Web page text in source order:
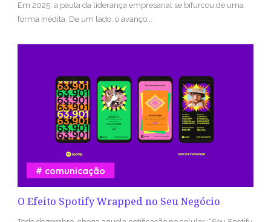
Em 2025, a pauta da liderança empresarial se bifurcou de uma
forma inédita. De um lado, o avanço...
O Efeito Spotify Wrapped no Seu Negócio
comunicação